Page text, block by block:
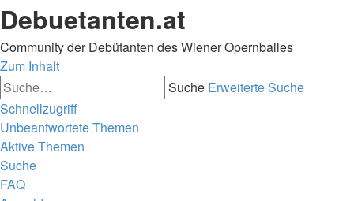
Debuetanten.at
Community der Debütanten des Wiener Opernballes
Zum Inhalt
Suche Erweiterte Suche
Schnellzugriff
Unbeantwortete Themen
Aktive Themen
Suche
FAQ